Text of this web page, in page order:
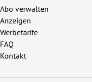
Abo verwalten
Anzeigen
Werbetarife
FAQ
Kontakt